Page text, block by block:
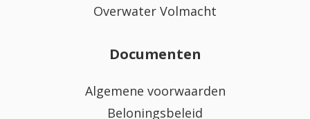
Overwater Volmacht
Documenten
Algemene voorwaarden
Beloningsbeleid